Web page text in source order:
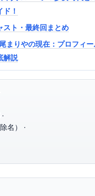
！
スト・最終回まとめ
まりやの現在：プロフィ
解説
名） ·